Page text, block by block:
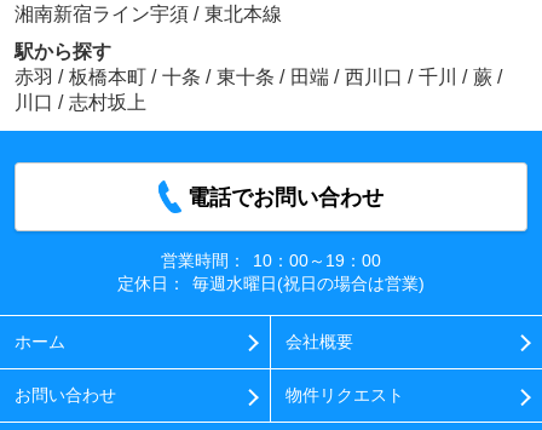
湘南新宿ライン宇須 / 東北本線
駅から探す
赤羽 / 板橋本町 / 十条 / 東十条 / 田端 / 西川口 / 千川 / 蕨 /
川口 / 志村坂上
電話でお問い合わせ
営業時間：
10：00～19：00
定休日：
毎週水曜日(祝日の場合は営業)
ホーム 会社概要
お問い合わせ 物件リクエスト